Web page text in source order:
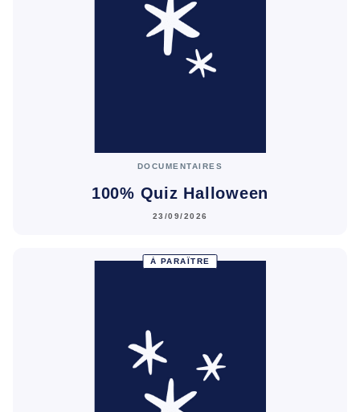
DOCUMENTAIRES
100% Quiz Halloween
23/09/2026
À PARAÎTRE